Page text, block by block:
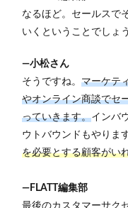
なるほど。セールスで
いくということでしょ
―小松さん
そうですね。 マーケテ
やオンライン商談でセ
っていきます。インバ
ウトバウンドもやりま
を必要とする顧客がい
―FLATT編集部
最後のカスタマーサク